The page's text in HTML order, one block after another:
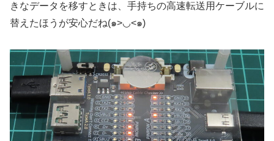
きなデータを移すときは、手持ちの高速転送用ケーブルに
替えたほうが安心だね(๑>◡<๑)